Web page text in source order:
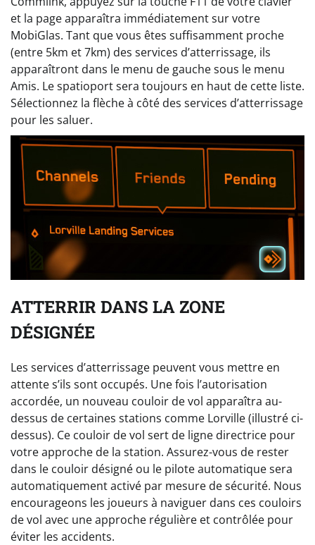
et la page apparaîtra immédiatement sur votre
MobiGlas. Tant que vous êtes suffisamment proche
(entre 5km et 7km) des services d’atterrissage, ils
apparaîtront dans le menu de gauche sous le menu
Amis. Le spatioport sera toujours en haut de cette liste.
Sélectionnez la flèche à côté des services d’atterrissage
pour les saluer.
ATTERRIR DANS LA ZONE
DÉSIGNÉE
Les services d’atterrissage peuvent vous mettre en
attente s’ils sont occupés. Une fois l’autorisation
accordée, un nouveau couloir de vol apparaîtra au-
dessus de certaines stations comme Lorville (illustré ci-
dessus). Ce couloir de vol sert de ligne directrice pour
votre approche de la station. Assurez-vous de rester
dans le couloir désigné ou le pilote automatique sera
automatiquement activé par mesure de sécurité. Nous
encourageons les joueurs à naviguer dans ces couloirs
de vol avec une approche régulière et contrôlée pour
éviter les accidents.